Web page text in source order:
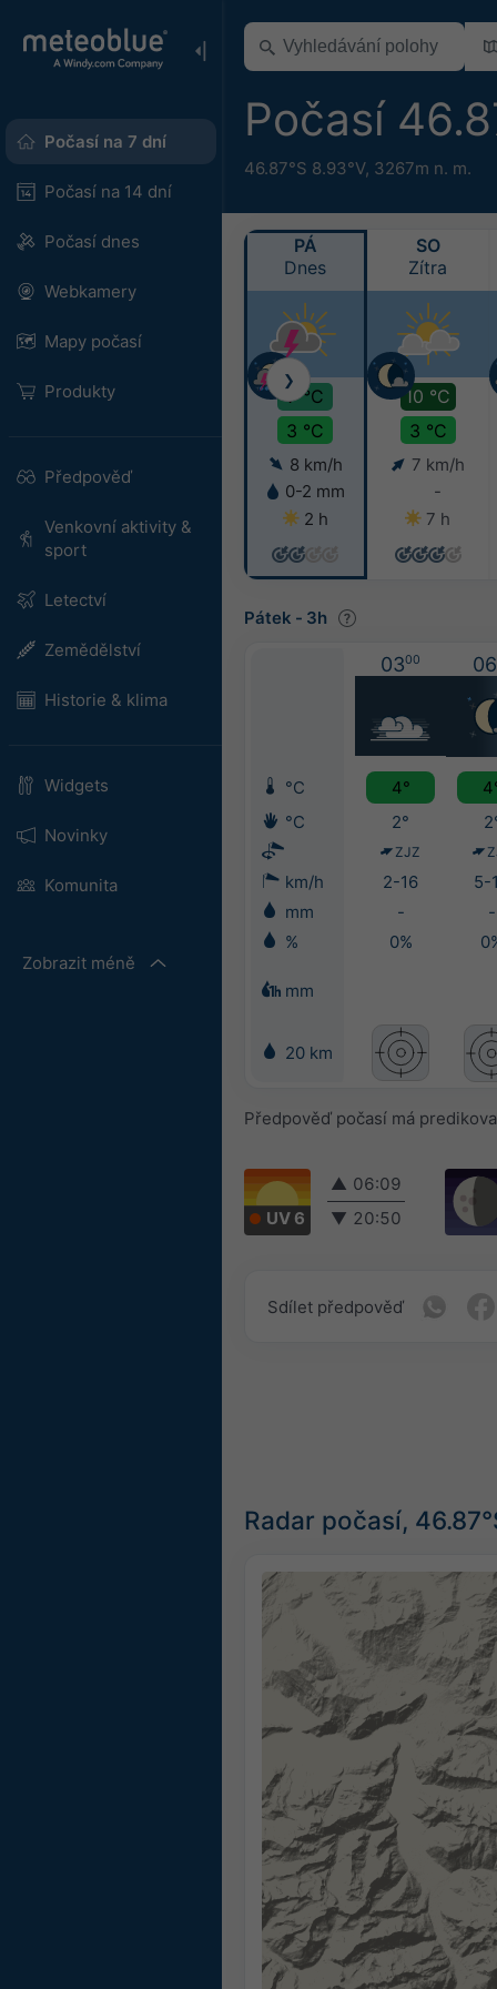
Počasí na 7 dní
Počasí na 14 dní
Počasí dnes
Webkamery
Mapy počasí
Produkty
Předpověď
Venkovní aktivity &
sport
Letectví
Zemědělství
Historie & klima
Widgets
Novinky
Komunita
Zobrazit méně
Počasí
46.87°S 8.93°V, 3267m n. m.
PÁ
Dnes
7 °C
3 °C
8 km/h
0-2 mm
2 h
SO
Zítra
10 °C
3 °C
7 km/h
-
7 h
❯
Pátek - 3h
0300 06
°C 4°
°C
2°
ZJZ
km/h 2-16 5-
mm
- -
%
0%
mm
20 km
Předpověď počasí má
UV 6
▲ 06:09
▼ 20:50
Sdílet předpověď
Radar počasí,